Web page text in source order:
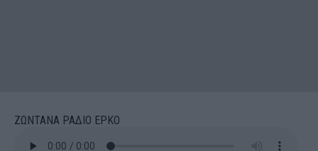
ΖΩΝΤΑΝΑ ΡΑΔΙΟ ΕΡΚΟ